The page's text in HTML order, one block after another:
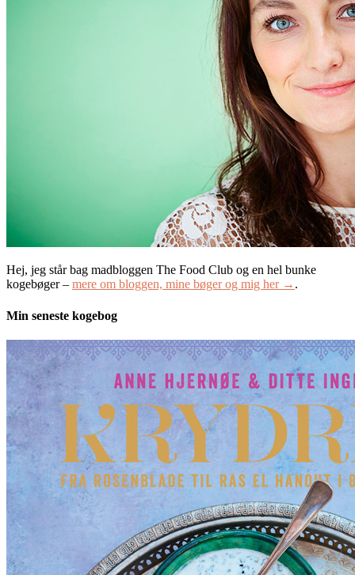
Hej, jeg står bag madbloggen The Food Club og en hel bunke
kogebøger – mere om bloggen, mine bøger og mig her → .
Min seneste kogebog